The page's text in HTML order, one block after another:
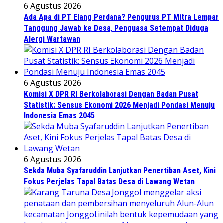
6 Agustus 2026
Ada Apa di PT Elang Perdana? Pengurus PT Mitra Lempar
Tanggung Jawab ke Desa, Penguasa Setempat Diduga
Alergi Wartawan
6 Agustus 2026
Komisi X DPR RI Berkolaborasi Dengan Badan Pusat
Statistik: Sensus Ekonomi 2026 Menjadi Pondasi Menuju
Indonesia Emas 2045
6 Agustus 2026
Sekda Muba Syafaruddin Lanjutkan Penertiban Aset, Kini
Fokus Perjelas Tapal Batas Desa di Lawang Wetan